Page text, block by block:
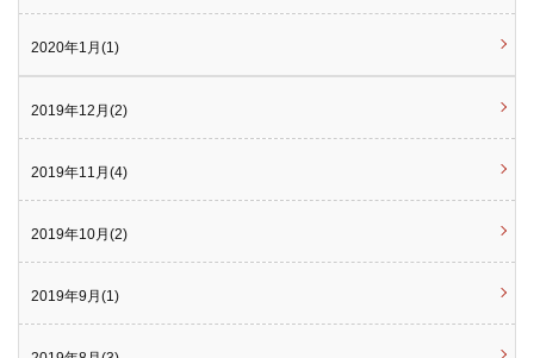
2020年1月(1)
2019年12月(2)
2019年11月(4)
2019年10月(2)
2019年9月(1)